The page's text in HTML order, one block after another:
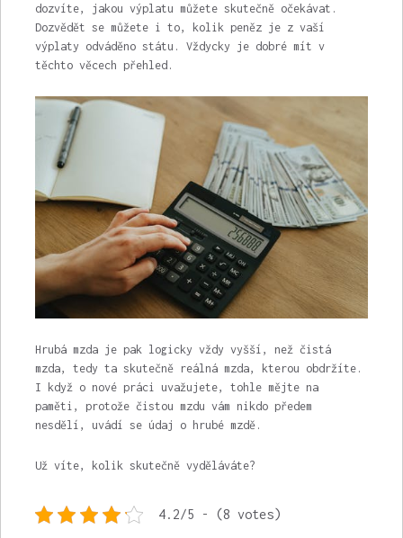
dozvíte, jakou výplatu můžete skutečně očekávat.
Dozvědět se můžete i to, kolik peněz je z vaší
výplaty odváděno státu. Vždycky je dobré mít v
těchto věcech přehled.
Hrubá mzda je pak logicky vždy vyšší, než čistá
mzda, tedy ta skutečně reálná mzda, kterou obdržíte.
I když o nové práci uvažujete, tohle mějte na
paměti, protože čistou mzdu vám nikdo předem
nesdělí, uvádí se údaj o hrubé mzdě.
Už víte, kolik skutečně vyděláváte?
4.2/5 - (8 votes)